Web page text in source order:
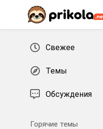
Перейти к контенту
Свежее
Темы
Обсуждения
Горячие темы